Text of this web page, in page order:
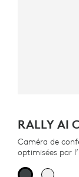
RALLY AI
Caméra de
optimisées par